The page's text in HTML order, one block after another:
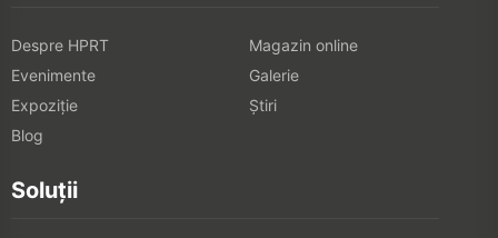
Despre HPRT
Magazin online
Evenimente
Galerie
Expoziţie
Știri
Blog
Soluții